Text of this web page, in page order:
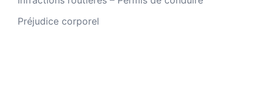
Préjudice corporel